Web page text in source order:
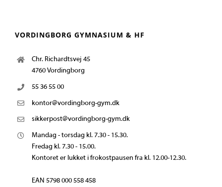
VORDINGBORG GYMNASIUM & HF
Chr. Richardtsvej 45
4760 Vordingborg
55 36 55 00
kontor@vordingborg-gym.dk
sikkerpost@vordingborg-gym.dk
Mandag - torsdag kl. 7.30 - 15.30.
Fredag kl. 7.30 - 15.00.
Kontoret er lukket i frokostpausen fra kl. 12.00-12.30.
EAN 5798 000 558 458